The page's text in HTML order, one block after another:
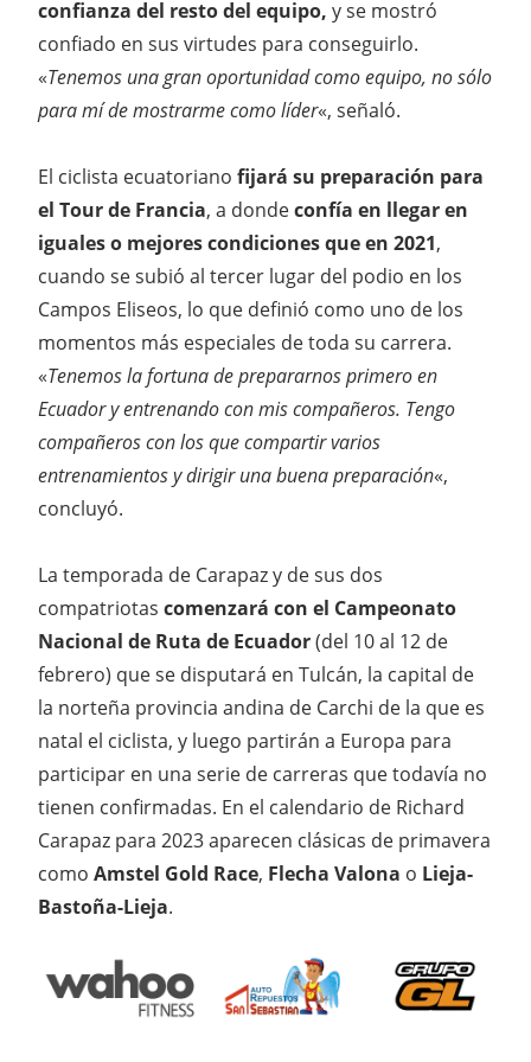
confianza del resto del equipo, y se mostró
confiado en sus virtudes para conseguirlo.
«Tenemos una gran oportunidad como equipo, no sólo
para mí de mostrarme como líder«, señaló.
El ciclista ecuatoriano fijará su preparación para
el Tour de Francia, a dondeconfía en llegar en
iguales o mejores condiciones que en 2021,
cuando se subió al tercer lugar del podio en los
Campos Eliseos, lo que definió como uno de los
momentos más especiales de toda su carrera.
«Tenemos la fortuna de prepararnos primero en
Ecuador y entrenando con mis compañeros. Tengo
compañeros con los que compartir varios
entrenamientos y dirigir una buena preparación«,
concluyó.
La temporada de Carapaz y de sus dos
compatriotas comenzará con el Campeonato
Nacional de Ruta de Ecuador(del 10 al 12 de
febrero) que se disputará en Tulcán, la capital de
la norteña provincia andina de Carchi de la que es
natal el ciclista, y luego partirán a Europa para
participar en una serie de carreras que todavía no
tienen confirmadas. En el calendario de Richard
Carapaz para 2023 aparecen clásicas de primavera
como Amstel Gold Race, Flecha Valona o Lieja-
Bastoña-Lieja.